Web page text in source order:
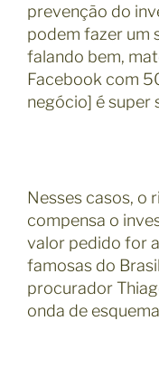
prevenção do
podem fazer um
falando bem,
Facebook com
negócio] é super
Nesses casos, o
compensa o
valor pedido for
famosas do
procurador
onda de